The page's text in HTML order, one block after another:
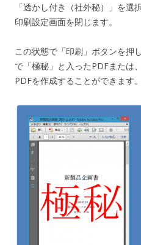
「透かし付き（社外秘）」を選
印刷設定画面を閉じます。
この状態で「印刷」ボタンを押
で「極秘」と入ったPDFまたは
PDFを作成することができます。